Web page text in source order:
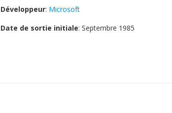
Développeur: Microsoft
Date de sortie initiale: Septembre 1985